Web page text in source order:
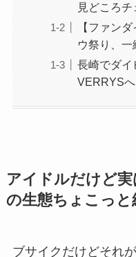
見どころチ
【ファン
ウ祭り、一
長崎でダイ
VERRYSへ
アイドルだけど
の生態ちょこっと
ブサイクだけどそれ